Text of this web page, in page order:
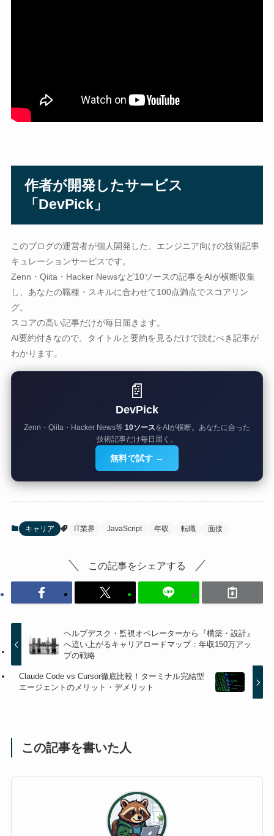
作者が開発したサービス
「DevPick」
このブログの運営者が個人開発した、エンジニア向けの技術記事
キュレーションサービスです。
Zenn・Qiita・Hacker Newsなど10ソースの記事をAIが横断収集
し、あなたの職種・スキルに合わせて100点満点でスコアリン
グ。
スコアの高い記事だけが毎日届きます。
AI要約付きなので、タイトルと要約を見るだけで読むべき記事が
わかります。
📄
DevPick
Zenn・Qiita・Hacker News等 10ソースをAIが横断。あなたに合った
技術記事だけ毎日届く。
無料で試す →
キャリア IT業界 JavaScript 年収 転職 面接
この記事をシェアする
ヘルプデスク・監視オペレーターから『構築・設計』
へ這い上がるキャリアロードマップ：年収150万アッ
プの戦略
Claude Code vs Cursor徹底比較！ターミナル完結型
エージェントのメリット・デメリット
この記事を書いた人